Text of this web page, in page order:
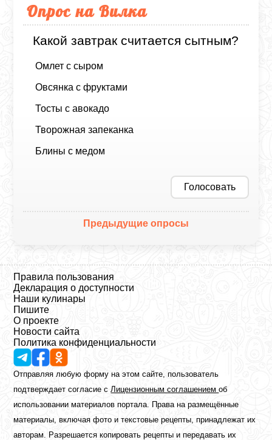
Опрос на Вилка
Какой завтрак считается сытным?
Омлет с сыром
Овсянка с фруктами
Тосты с авокадо
Творожная запеканка
Блины с медом
Голосовать
Предыдущие опросы
Правила пользования
Декларация о доступности
Наши кулинары
Пишите
О проекте
Новости сайта
Политика конфиденциальности
Отправляя любую форму на этом сайте, пользователь
подтверждает согласие сЛицензионным соглашениемоб
использовании материалов портала. Права на размещённые
материалы, включая фото и текстовые рецепты, принадлежат их
авторам. Разрешается копировать рецепты и передавать их